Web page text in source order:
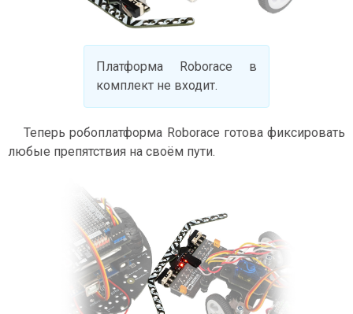
Платформа Roborace в
комплект не входит.
Теперь робоплатформа Roborace готова фиксировать
любые препятствия на своём пути.